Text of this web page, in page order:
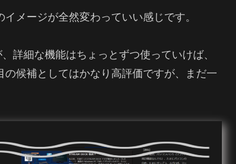
メージが全然変わっていい感じです。
詳細な機能はちょっとずつ使っていけば、
候補としてはかなり高評価ですが、まだ一